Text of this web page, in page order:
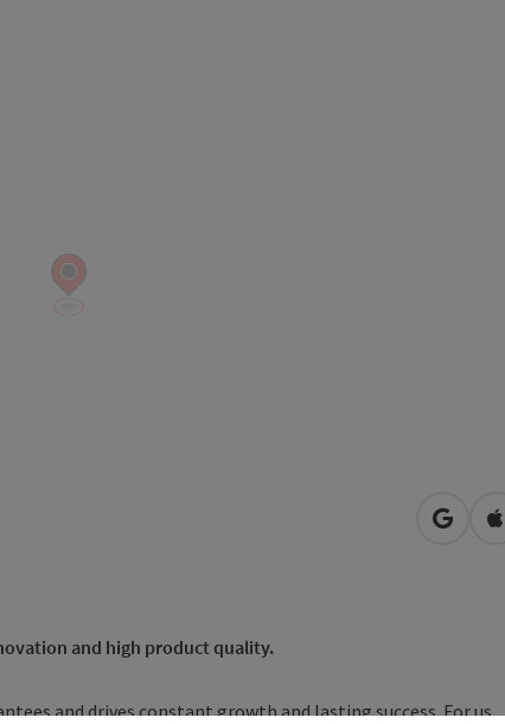
open
and high product quality.
and drives constant growth and lasting success. For us,